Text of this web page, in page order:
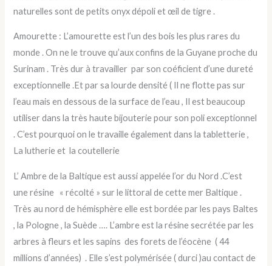
naturelles sont de petits onyx dépoli et œil de tigre .
Amourette : L’amourette est l’un des bois les plus rares du
monde . On ne le trouve qu’aux confins de la Guyane proche du
Surinam . Très dur à travailler par son coéficient d’une dureté
exceptionnelle .Et par sa lourde densité ( Il ne flotte pas sur
l’eau mais en dessous de la surface de l’eau , Il est beaucoup
utiliser dans la très haute bijouterie pour son poli exceptionnel
. C’est pourquoi on le travaille également dans la tabletterie ,
La lutherie et la coutellerie
L’ Ambre de la Baltique est aussi appelée l’or du Nord .C’est
une résine « récolté » sur le littoral de cette mer Baltique .
Très au nord de hémisphère elle est bordée par les pays Baltes
, la Pologne , la Suède …. L’ambre est la résine secrétée par les
arbres à fleurs et les sapins des forets de l’éocène ( 44
millions d’années) . Elle s’est polymérisée ( durci )au contact de